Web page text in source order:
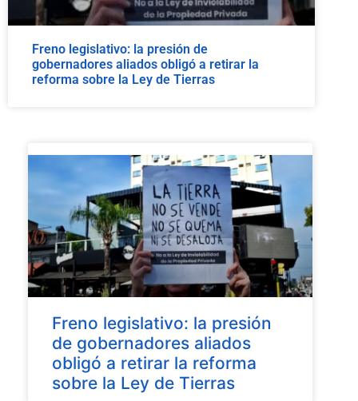
Freno legislativo: la presión de
gobernadores aliados obligó a retirar la
reforma sobre la Ley de Tierras
Freno legislativo: la presión
de gobernadores aliados
obligó a retirar la reforma
sobre la Ley de Tierras